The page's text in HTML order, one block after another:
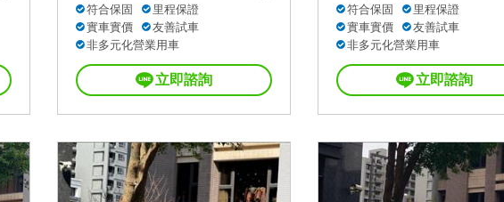
符合保固
里程保證
實車實價
友善試車
非多元化營業用車
立即諮詢
符合保固
里程保證
實車實價
友善試車
非多元化營業用車
立即諮詢